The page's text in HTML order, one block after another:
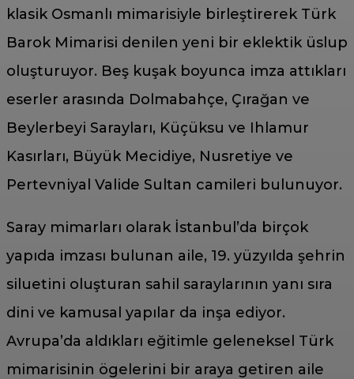
klasik Osmanlı mimarisiyle birleştirerek Türk
Barok Mimarisi denilen yeni bir eklektik üslup
oluşturuyor. Beş kuşak boyunca imza attıkları
eserler arasında Dolmabahçe, Çırağan ve
Beylerbeyi Sarayları, Küçüksu ve Ihlamur
Kasırları, Büyük Mecidiye, Nusretiye ve
Pertevniyal Valide Sultan camileri bulunuyor.
Saray mimarları olarak İstanbul’da birçok
yapıda imzası bulunan aile, 19. yüzyılda şehrin
siluetini oluşturan sahil saraylarının yanı sıra
dini ve kamusal yapılar da inşa ediyor.
Avrupa’da aldıkları eğitimle geleneksel Türk
mimarisinin ögelerini bir araya getiren aile